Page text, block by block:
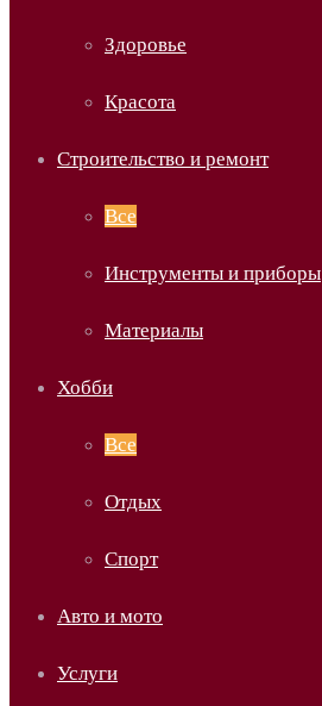
Здоровье
Красота
Строительство и ремонт
Все
Инструменты и приборы
Материалы
Хобби
Все
Отдых
Спорт
Авто и мото
Услуги